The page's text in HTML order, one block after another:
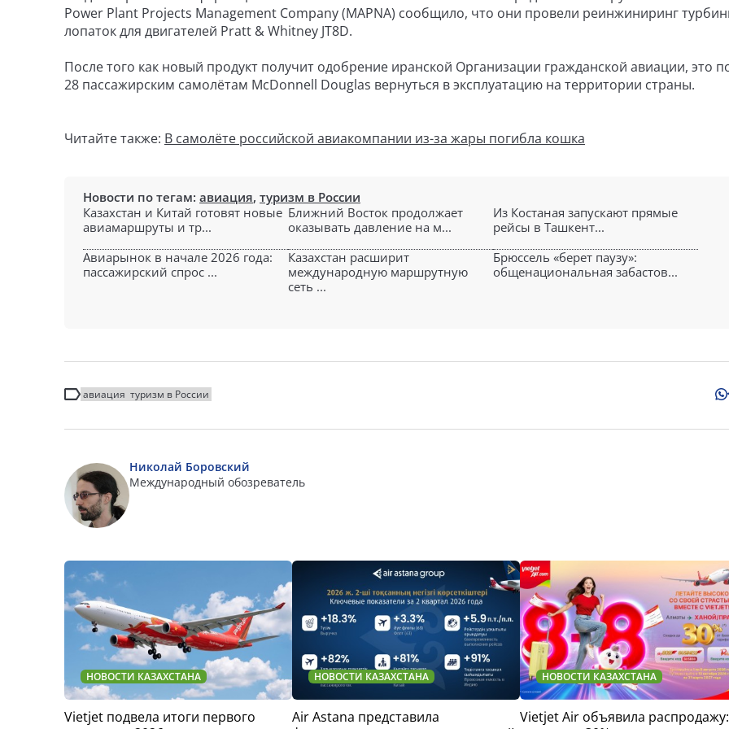
Power Plant Projects Management Company (MAPNA) сообщило, что они провели реинжиниринг
лопаток для двигателей Pratt & Whitney JT8D.
После того как новый продукт получит одобрение иранской Организации гражданской авиации, это
28 пассажирским самолётам McDonnell Douglas вернуться в эксплуатацию на территории страны.
Читайте также: В самолёте российской авиакомпании из-за жары погибла кошка
Новости по тегам: авиация, туризм в России
Казахстан и Китай готовят новые
авиамаршруты и тр...
Ближний Восток продолжает
оказывать давление на м...
Из Костаная запускают прямые
рейсы в Ташкент...
Авиарынок в начале 2026 года:
пассажирский спрос ...
Казахстан расширит
международную маршрутную
сеть ...
Брюссель «берет паузу»:
общенациональная забастов...
авиация туризм в России
Николай Боровский
Международный обозреватель
НОВОСТИ КАЗАХСТАНА
Vietjet подвела итоги первого
НОВОСТИ КАЗАХСТАНА
Air Astana представила
НОВОСТИ КАЗАХСТАНА
Vietjet Air объявила распродажу: